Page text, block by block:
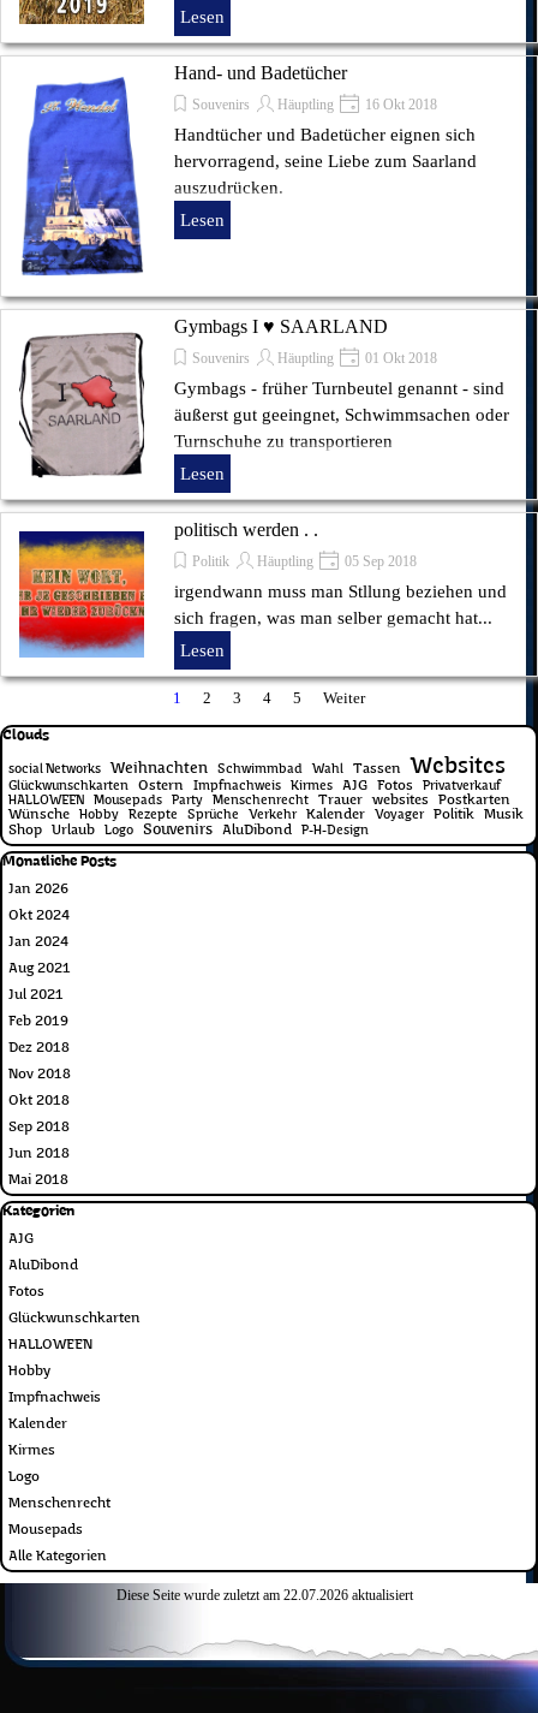
Lesen
Hand- und Badetücher
Souvenirs Häuptling 16 Okt 2018
Handtücher und Badetücher eignen sich
hervorragend, seine Liebe zum Saarland
auszudrücken.
Lesen
Gymbags I ♥ SAARLAND
Souvenirs Häuptling 01 Okt 2018
Gymbags - früher Turnbeutel genannt - sind
äußerst gut geeingnet, Schwimmsachen oder
Turnschuhe zu transportieren
Lesen
politisch werden . .
Politik Häuptling 05 Sep 2018
irgendwann muss man Stllung beziehen und
sich fragen, was man selber gemacht hat...
Lesen
Aktuelle Seite:
1 Gehen Sie zu Seite:
2 Gehen Sie zu Seite:
3 Gehen Sie zu Seite:
4 Gehen Sie zu Seite:
5
Weiter
Block überspringen Clouds
Clouds
social Networks Weihnachten Schwimmbad Wahl Tassen Websites
Glückwunschkarten Ostern Impfnachweis Kirmes AJG Fotos
Privatverkauf
HALLOWEEN
Mousepads Party Menschenrecht Trauer websites
Postkarten
Wünsche
Hobby Rezepte Sprüche Verkehr Kalender Voyager Politik
Musik
Shop
Urlaub Logo Souvenirs AluDibond P-H-Design
Block überspringen Monatliche Posts
Monatliche Posts
Jan 2026
Okt 2024
Jan 2024
Aug 2021
Jul 2021
Feb 2019
Dez 2018
Nov 2018
Okt 2018
Sep 2018
Jun 2018
Mai 2018
Block überspringen Kategorien
Kategorien
AJG
AluDibond
Fotos
Glückwunschkarten
HALLOWEEN
Hobby
Impfnachweis
Kalender
Kirmes
Logo
Menschenrecht
Mousepads
Alle Kategorien
Diese Seite wurde zuletzt am 22.07.2026aktualisiert